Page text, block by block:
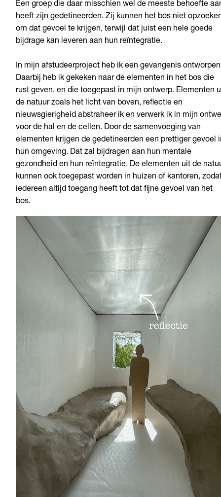
Een groep die daar misschien wel de meeste behoefte
heeft zijn gedetineerden. Zij kunnen het bos niet
om dat gevoel te krijgen, terwijl dat juist een hele goede
bijdrage kan leveren aan hun reïntegratie.
In mijn afstudeerproject heb ik een gevangenis
Daarbij heb ik gekeken naar de elementen in het bos die
rust geven, en die toegepast in mijn ontwerp. Elementen
de natuur zoals het licht van boven, reflectie en
nieuwsgierigheid abstraheer ik en verwerk ik in mijn
voor de hal en de cellen. Door de samenvoeging van
elementen krijgen de gedetineerden een prettiger gevoel
hun omgeving. Dat zal bijdragen aan hun mentale
gezondheid en hun reïntegratie. De elementen uit de
kunnen ook toegepast worden in huizen of kantoren,
iedereen altijd toegang heeft tot dat fijne gevoel van het
bos.